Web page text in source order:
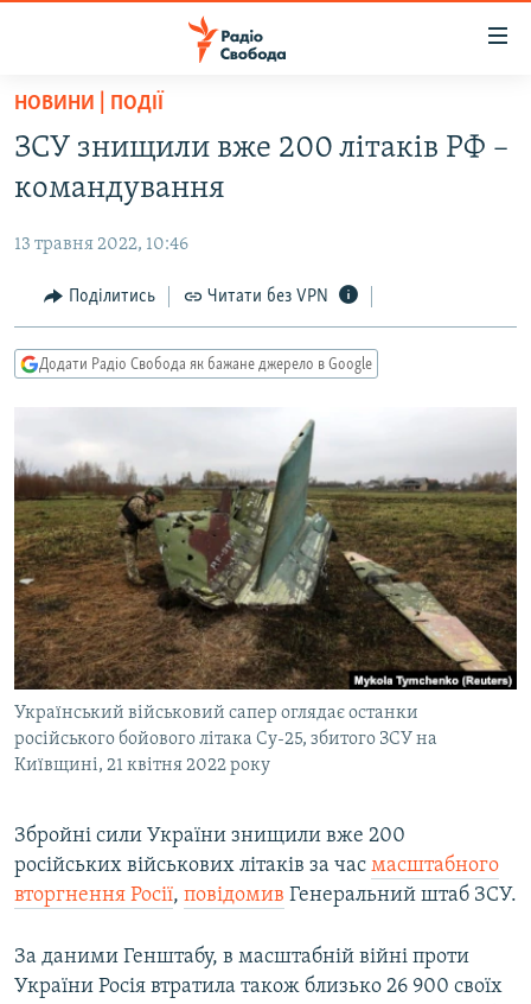
Перейти
основного
матеріалу
до
навігації
Перейти
до
ПОЛІТИКА
ЕКОНОМІКА
КУЛЬТУРА
УКРАЇНА
СВІТ
ВІЙНА
РОСІЙСЬКА «ФІЛЬТРАЦІЯ»
КРИМ.РЕАЛІЇ
СХЕМИ
КИТАЙ.ВИКЛИКИ
МУЛЬТИМЕДІА
ФОТО
СПЕЦПРОЄКТИ
ПОДКАСТИ
КРИМ РЕАЛІЇ
РУС
УКР
КТАТ
НОВИНИ | ПОДІЇ
ЗСУ знищили вже 200 літаків РФ –
командування
13 травня 2022, 10:46
Поділитись Читати без VPN
Додати Радіо Свобода як бажане джерело в Google
Український військовий сапер оглядає останки
російського бойового літака Су-25, збитого ЗСУ на
Київщині, 21 квітня 2022 року
Збройні сили України знищили вже 200
російських військових літаків за час масштабного
вторгнення Росії, повідомив Генеральний штаб ЗСУ.
За даними Генштабу, в масштабній війні проти
України Росія втратила також близько 26 900 своїх